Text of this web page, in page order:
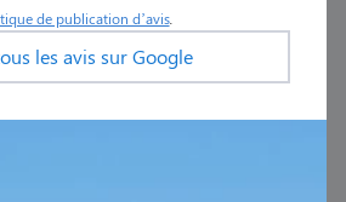
de publication d’avis.
les avis sur Google